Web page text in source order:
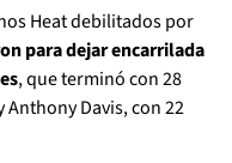
Heat debilitados por
para dejar encarrilada
, que terminó con 28
Anthony Davis, con 22